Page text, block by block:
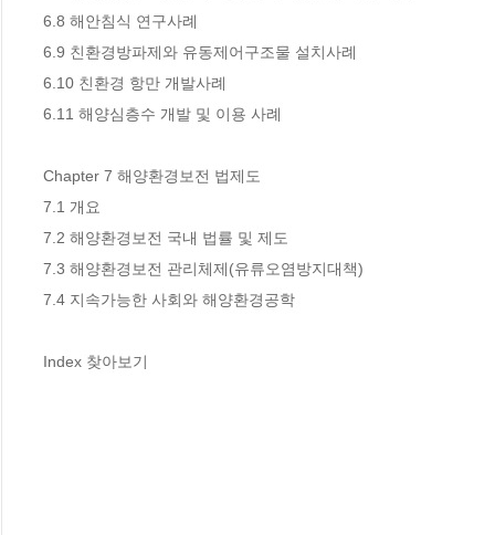
6.8 해안침식 연구사례
6.9 친환경방파제와 유동제어구조물 설치사례
6.10 친환경 항만 개발사례
6.11 해양심층수 개발 및 이용 사례
Chapter 7 해양환경보전 법제도
7.1 개요
7.2 해양환경보전 국내 법률 및 제도
7.3 해양환경보전 관리체제(유류오염방지대책)
7.4 지속가능한 사회와 해양환경공학
Index 찾아보기